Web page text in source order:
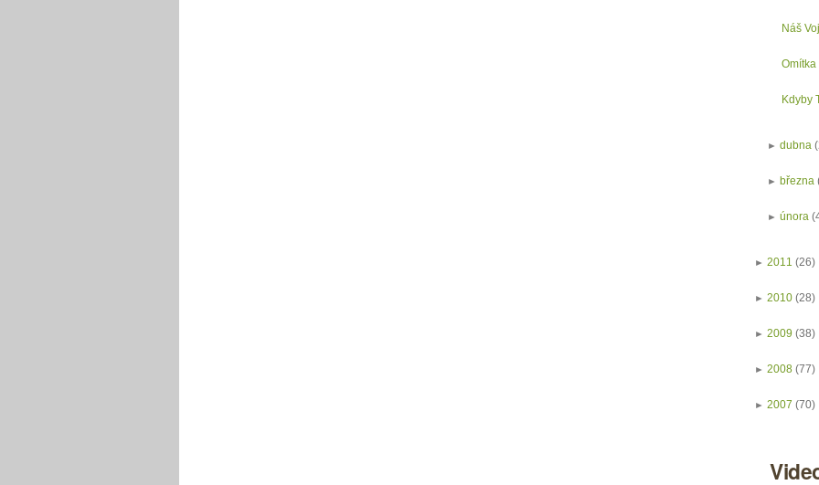
Náš
Omítka
Kdyby
►dubna
►března
►února
► 2011 (26)
► 2010 (28)
► 2009 (38)
► 2008 (77)
► 2007 (70)